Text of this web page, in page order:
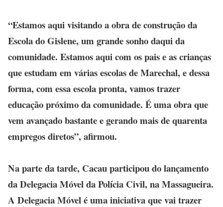
“Estamos aqui visitando a obra de construção da
Escola do Gislene, um grande sonho daqui da
comunidade. Estamos aqui com os pais e as crianças
que estudam em várias escolas de Marechal, e dessa
forma, com essa escola pronta, vamos trazer
educação próximo da comunidade. É uma obra que
vem avançado bastante e gerando mais de quarenta
empregos diretos”, afirmou.
Na parte da tarde, Cacau participou do lançamento
da Delegacia Móvel da Polícia Civil, na Massagueira.
A Delegacia Móvel é uma iniciativa que vai trazer